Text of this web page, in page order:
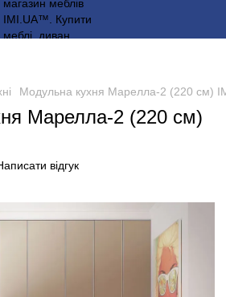
Модульна кухня Марелла-2 (220 см)
Марелла-2 (220 см)
відгук